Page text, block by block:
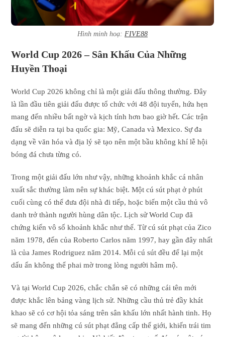
Hình minh hoạ: FIVE88
World Cup 2026 – Sân Khấu Của Những
Huyền Thoại
World Cup 2026 không chỉ là một giải đấu thông thường. Đây
là lần đầu tiên giải đấu được tổ chức với 48 đội tuyển, hứa hẹn
mang đến nhiều bất ngờ và kịch tính hơn bao giờ hết. Các trận
đấu sẽ diễn ra tại ba quốc gia: Mỹ, Canada và Mexico. Sự đa
dạng về văn hóa và địa lý sẽ tạo nên một bầu không khí lễ hội
bóng đá chưa từng có.
Trong một giải đấu lớn như vậy, những khoảnh khắc cá nhân
xuất sắc thường làm nên sự khác biệt. Một cú sút phạt ở phút
cuối cùng có thể đưa đội nhà đi tiếp, hoặc biến một cầu thủ vô
danh trở thành người hùng dân tộc. Lịch sử World Cup đã
chứng kiến vô số khoảnh khắc như thế. Từ cú sút phạt của Zico
năm 1978, đến của Roberto Carlos năm 1997, hay gần đây nhất
là của James Rodriguez năm 2014. Mỗi cú sút đều để lại một
dấu ấn không thể phai mờ trong lòng người hâm mộ.
Và tại World Cup 2026, chắc chắn sẽ có những cái tên mới
được khắc lên bảng vàng lịch sử. Những cầu thủ trẻ đầy khát
khao sẽ có cơ hội tỏa sáng trên sân khấu lớn nhất hành tinh. Họ
sẽ mang đến những cú sút phạt đẳng cấp thế giới, khiến trái tim